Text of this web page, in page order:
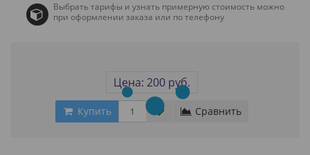
Выбрать тарифы и узнать примерную стоимость можно
при оформлении заказа или по телефону
Цена: 200 руб.
Купить Сравнить